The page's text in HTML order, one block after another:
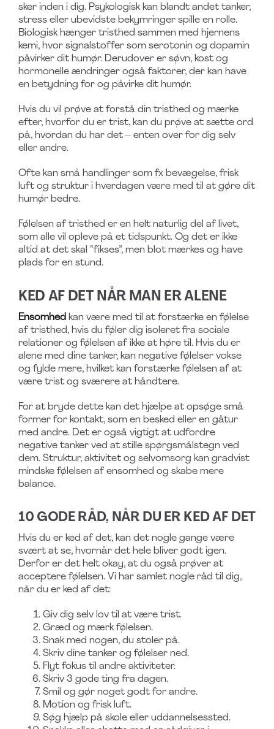
sker inden i dig. Psykologisk kan blandt andet tanker,
stress eller ubevidste bekymringer spille en rolle.
Biologisk hænger tristhed sammen med hjernens
kemi, hvor signalstoffer som serotonin og dopamin
påvirker dit humør. Derudover er søvn, kost og
hormonelle ændringer også faktorer, der kan have
en betydning for og påvirke dit humør.
Hvis du vil prøve at forstå din tristhed og mærke
efter, hvorfor du er trist, kan du prøve at sætte ord
på, hvordan du har det – enten over for dig selv
eller andre.
Ofte kan små handlinger som fx bevægelse, frisk
luft og struktur i hverdagen være med til at gøre dit
humør bedre.
Følelsen af tristhed er en helt naturlig del af livet,
som alle vil opleve på et tidspunkt. Og det er ikke
altid at det skal “fikses”, men blot mærkes og have
plads for en stund.
KED AF DET NÅR MAN ER ALENE
Ensomhed kan være med til at forstærke en følelse
af tristhed, hvis du føler dig isoleret fra sociale
relationer og følelsen af ikke at høre til. Hvis du er
alene med dine tanker, kan negative følelser vokse
og fylde mere, hvilket kan forstærke følelsen af at
være trist og sværere at håndtere.
For at bryde dette kan det hjælpe at opsøge små
former for kontakt, som en besked eller en gåtur
med andre. Det er også vigtigt at udfordre
negative tanker ved at stille spørgsmålstegn ved
dem. Struktur, aktivitet og selvomsorg kan gradvist
mindske følelsen af ensomhed og skabe mere
balance.
10 GODE RÅD, NÅR DU ER KED AF DET
Hvis du er ked af det, kan det nogle gange være
svært at se, hvornår det hele bliver godt igen.
Derfor er det helt okay, at du også prøver at
acceptere følelsen. Vi har samlet nogle råd til dig,
når du er ked af det:
Giv dig selv lov til at være trist.
Græd og mærk følelsen.
Snak med nogen, du stoler på.
Skriv dine tanker og følelser ned.
Flyt fokus til andre aktiviteter.
Skriv 3 gode ting fra dagen.
Smil og gør noget godt for andre.
Motion og frisk luft.
Søg hjælp på skole eller uddannelsessted.